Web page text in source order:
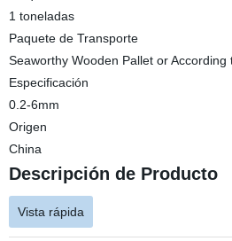
1 toneladas
Paquete de Transporte
Seaworthy Wooden Pallet or According
Especificación
0.2-6mm
Origen
China
Descripción de Producto
Vista rápida